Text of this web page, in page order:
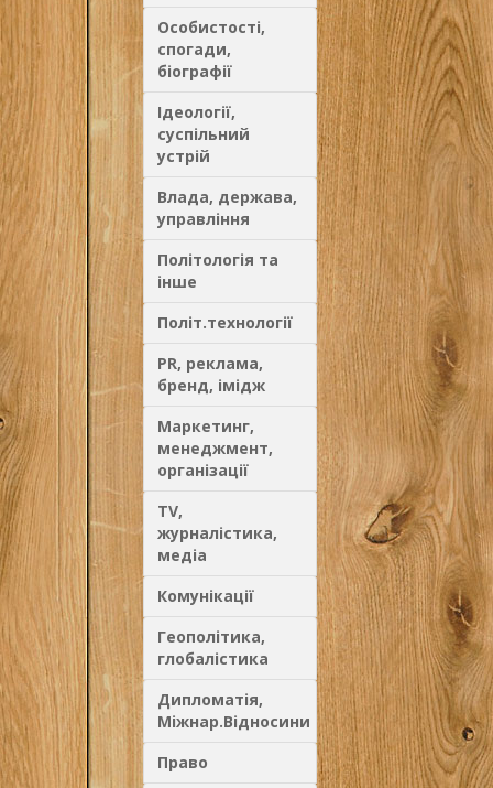
Особистості,
спогади,
біографії
Ідеології,
суспільний
устрій
Влада, держава,
управління
Політологія та
інше
Політ.технології
PR, реклама,
бренд, імідж
Маркетинг,
менеджмент,
організації
TV,
журналістика,
медіа
Комунікації
Геополітика,
глобалістика
Дипломатія,
Міжнар.Відносини
Право